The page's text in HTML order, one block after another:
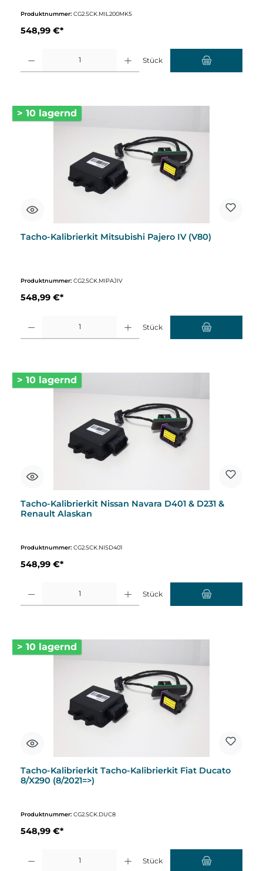
Produktnummer: CG2.SCK.MIL200MK5
548,99 €*
Stück
> 10 lagernd
Tacho-Kalibrierkit Mitsubishi Pajero IV (V80)
Produktnummer: CG2.SCK.MIPAJIV
548,99 €*
Stück
> 10 lagernd
Tacho-Kalibrierkit Nissan Navara D401 & D231 &
Renault Alaskan
Produktnummer: CG2.SCK.NISD401
548,99 €*
Stück
> 10 lagernd
Tacho-Kalibrierkit Tacho-Kalibrierkit Fiat Ducato
8/X290 (8/2021=>)
Produktnummer: CG2.SCK.DUC8
548,99 €*
Stück